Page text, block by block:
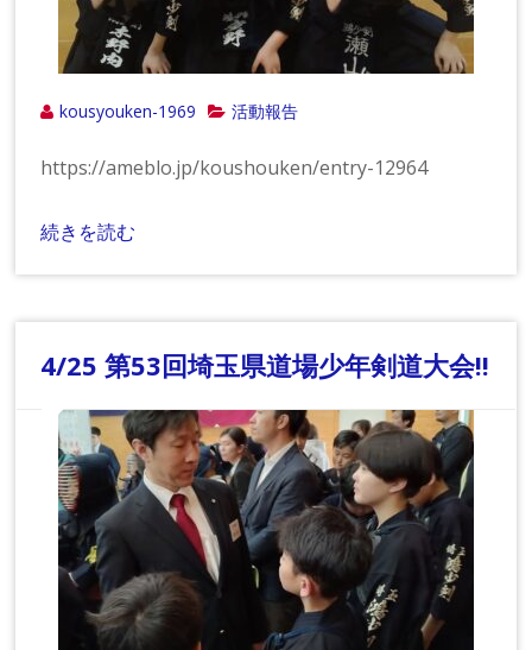
kousyouken-1969 活動報告
https://ameblo.jp/koushouken/entry-12964
続きを読む
4/25 第53回埼玉県道場少年剣道大会!!